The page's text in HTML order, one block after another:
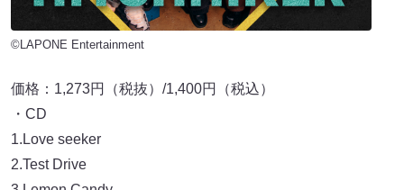
©LAPONE Entertainment
価格：1,273円（税抜）/1,400円（税込）
・CD
1.Love seeker
2.Test Drive